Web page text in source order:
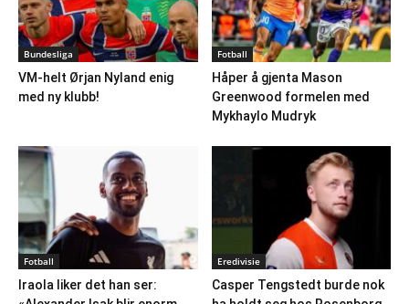
Bundesliga
VM-helt Ørjan Nyland enig
med ny klubb!
Fotball
Håper å gjenta Mason
Greenwood formelen med
Mykhaylo Mudryk
Fotball
Iraola liker det han ser:
Eredivisie
Casper Tengstedt burde nok